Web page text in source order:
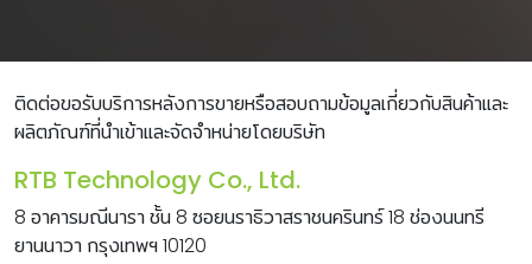
ติดต่อขอรับบริการหลังการขายหรือสอบถามข้อมูลเกี่ยวกับสินค้าและ
ผลิตภัณฑ์ที่นำเข้าและจัดจำหน่ายโดยบริษัท
RTB Technology Co., Ltd.
8 อาคารมณีนารา ชั้น 8 ซอยนราธิวาสราชนครินทร์ 18 ช่องนนทรี
ยานนาวา กรุงเทพฯ 10120